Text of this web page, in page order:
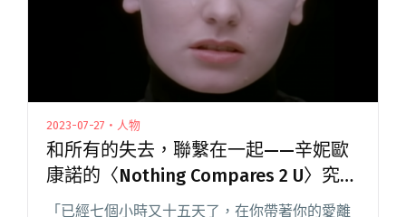
2023-07-27・人物
和所有的失去，聯繫在一起——辛妮歐
康諾的〈Nothing Compares 2 U〉究竟
在唱誰？
「已經七個小時又十五天了，在你帶著你的愛離